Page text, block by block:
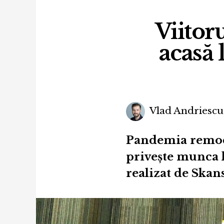
Vlad Andriescu
Pandemia
privește munca
realizat de